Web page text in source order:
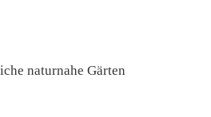
naturnahe Gärten